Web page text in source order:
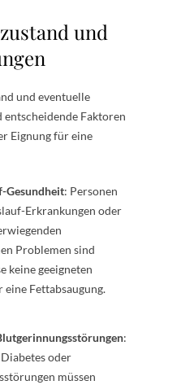
und
und eventuelle
Faktoren
Eignung für eine
Gesundheit: Personen
Erkrankungen oder
Problemen sind
keine geeigneten
Fettabsaugung.
:
oder
müssen